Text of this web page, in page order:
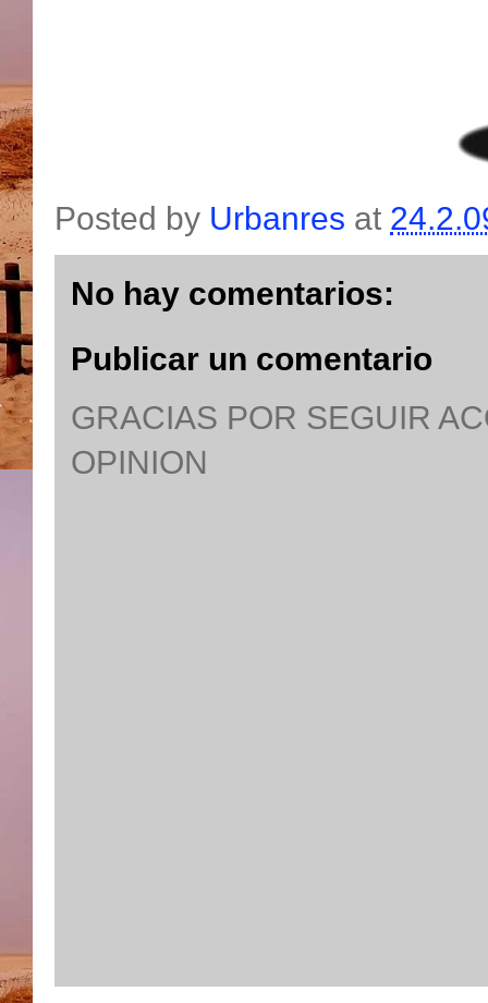
Posted by Urbanres at
No hay comentarios:
Publicar un comentario
GRACIAS POR SEGUIR
OPINION